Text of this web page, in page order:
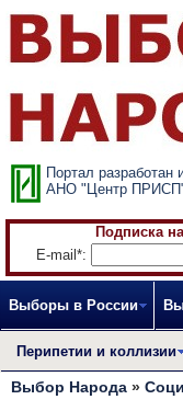
Портал разработан
АНО "Центр
Подписка
E-mail*:
Выборы в России
Перипетии и коллизии
Выбор Народа »